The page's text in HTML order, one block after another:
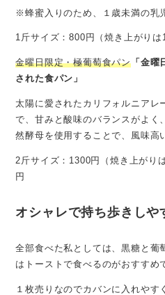
※蜂蜜入りのため、１歳未満の乳
1斤サイズ：800円（焼き上がり
金曜日限定・極葡萄食パン 「金
された食パン」
太陽に愛されたカリフォルニアレ
で、甘みと酸味のバランスがよく
然酵母を使用することで、風味高
2斤サイズ：1300円（焼き上が
円
オシャレで持ち歩きし
全部食べた私としては、黒糖と葡
はトーストで食べるのがおすすめ
１枚売りなのでカバンに入れや